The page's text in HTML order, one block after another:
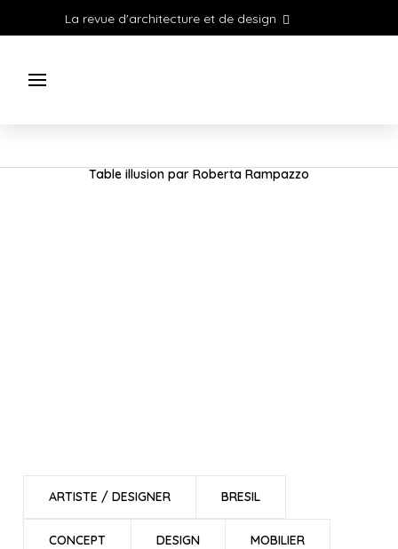
La revue d'architecture et de design
Table illusion par Roberta Rampazzo
ARTISTE / DESIGNER BRESIL
CONCEPT DESIGN MOBILIER